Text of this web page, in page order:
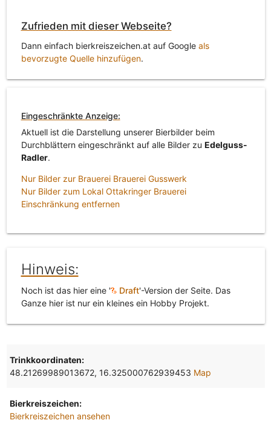
Zufrieden mit dieser Webseite?
Dann einfach bierkreiszeichen.at auf Google als
bevorzugte Quelle hinzufügen.
Eingeschränkte Anzeige:
Aktuell ist die Darstellung unserer Bierbilder beim
Durchblättern eingeschränkt auf alle Bilder zu Edelguss-
Radler.
Nur Bilder zur Brauerei Brauerei Gusswerk
Nur Bilder zum Lokal Ottakringer Brauerei
Einschränkung entfernen
Hinweis:
Noch ist das hier eine ' Draft'-Version der Seite. Das
Ganze hier ist nur ein kleines ein Hobby Projekt.
Trinkkoordinaten:
48.21269989013672, 16.325000762939453 Map
Bierkreiszeichen:
Bierkreiszeichen ansehen